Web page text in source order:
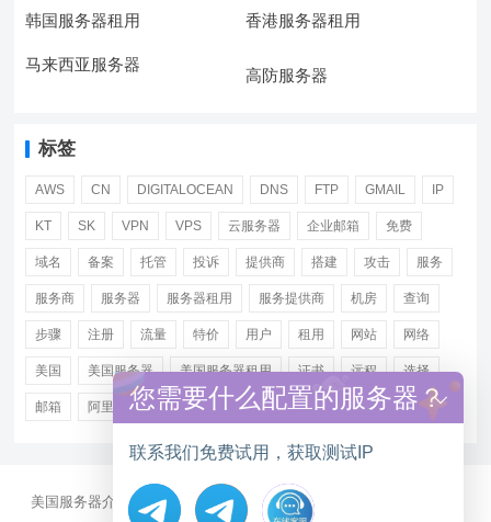
韩国服务器租用 香港服务器租用
马来西亚服务器
高防服务器
标签
AWS CN DIGITALOCEAN DNS FTP GMAIL IP
KT SK VPN VPS 云服务器 企业邮箱 免费
域名 备案 托管 投诉 提供商 搭建 攻击 服务
服务商 服务器 服务器租用 服务提供商 机房 查询
步骤 注册 流量 特价 用户 租用 网站 网络
美国 美国服务器 美国服务器租用 证书 远程 选择
邮箱 阿里 香港服务器租用
美国服务器介绍 美国CN2服务器 站群多IP服务器
您需要什么配置的服务器？
联系我们免费试用，获取测试IP